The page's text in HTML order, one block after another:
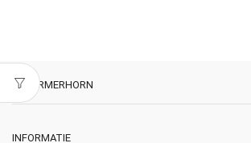
SCHERMERHORN
INFORMATIE